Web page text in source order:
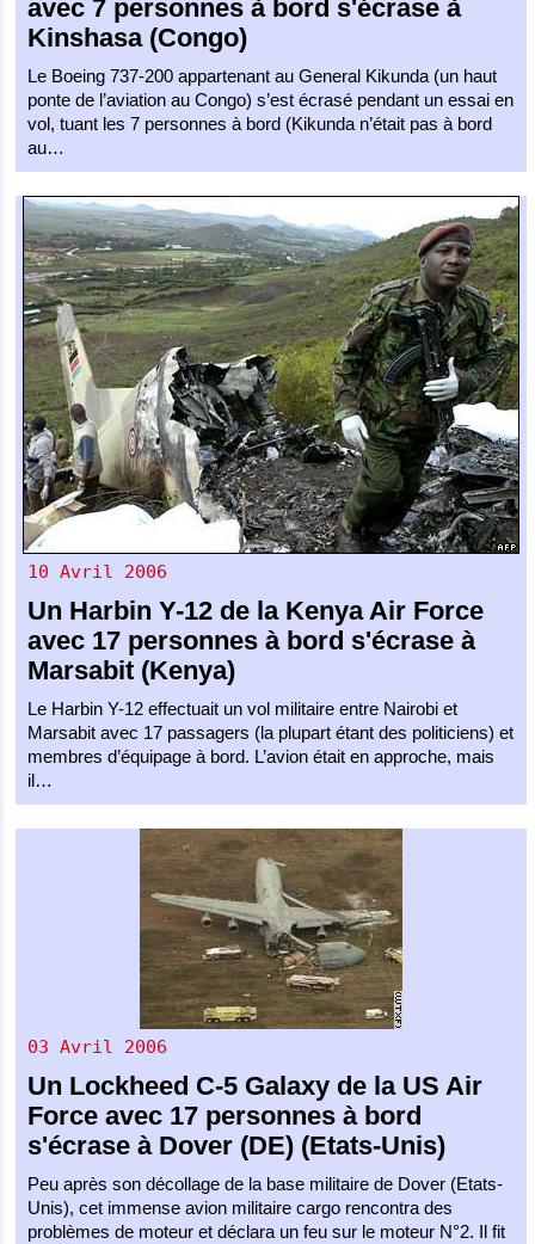
avec 7 personnes à bord s'écrase à
Kinshasa (Congo)
Le Boeing 737-200 appartenant au General Kikunda (un haut
ponte de l’aviation au Congo) s’est écrasé pendant un essai en
vol, tuant les 7 personnes à bord (Kikunda n’était pas à bord
au…
10 Avril 2006
Un Harbin Y-12 de la Kenya Air Force
avec 17 personnes à bord s'écrase à
Marsabit (Kenya)
Le Harbin Y-12 effectuait un vol militaire entre Nairobi et
Marsabit avec 17 passagers (la plupart étant des politiciens) et
membres d’équipage à bord. L’avion était en approche, mais
il…
03 Avril 2006
Un Lockheed C-5 Galaxy de la US Air
Force avec 17 personnes à bord
s'écrase à Dover (DE) (Etats-Unis)
Peu après son décollage de la base militaire de Dover (Etats-
Unis), cet immense avion militaire cargo rencontra des
problèmes de moteur et déclara un feu sur le moteur N°2. Il fit